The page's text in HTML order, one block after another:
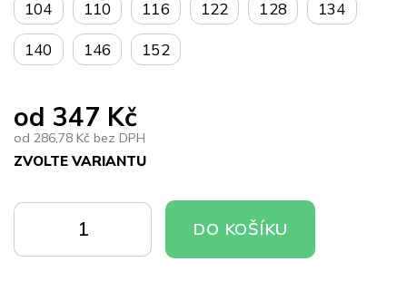
od 347 Kč
od 286,78 Kč bez DPH
ZVOLTE VARIANTU
cena:
104 110 116 122 128 134
140 146 152
KOŠÍKU
KOŠÍKU
DO KOŠÍKU